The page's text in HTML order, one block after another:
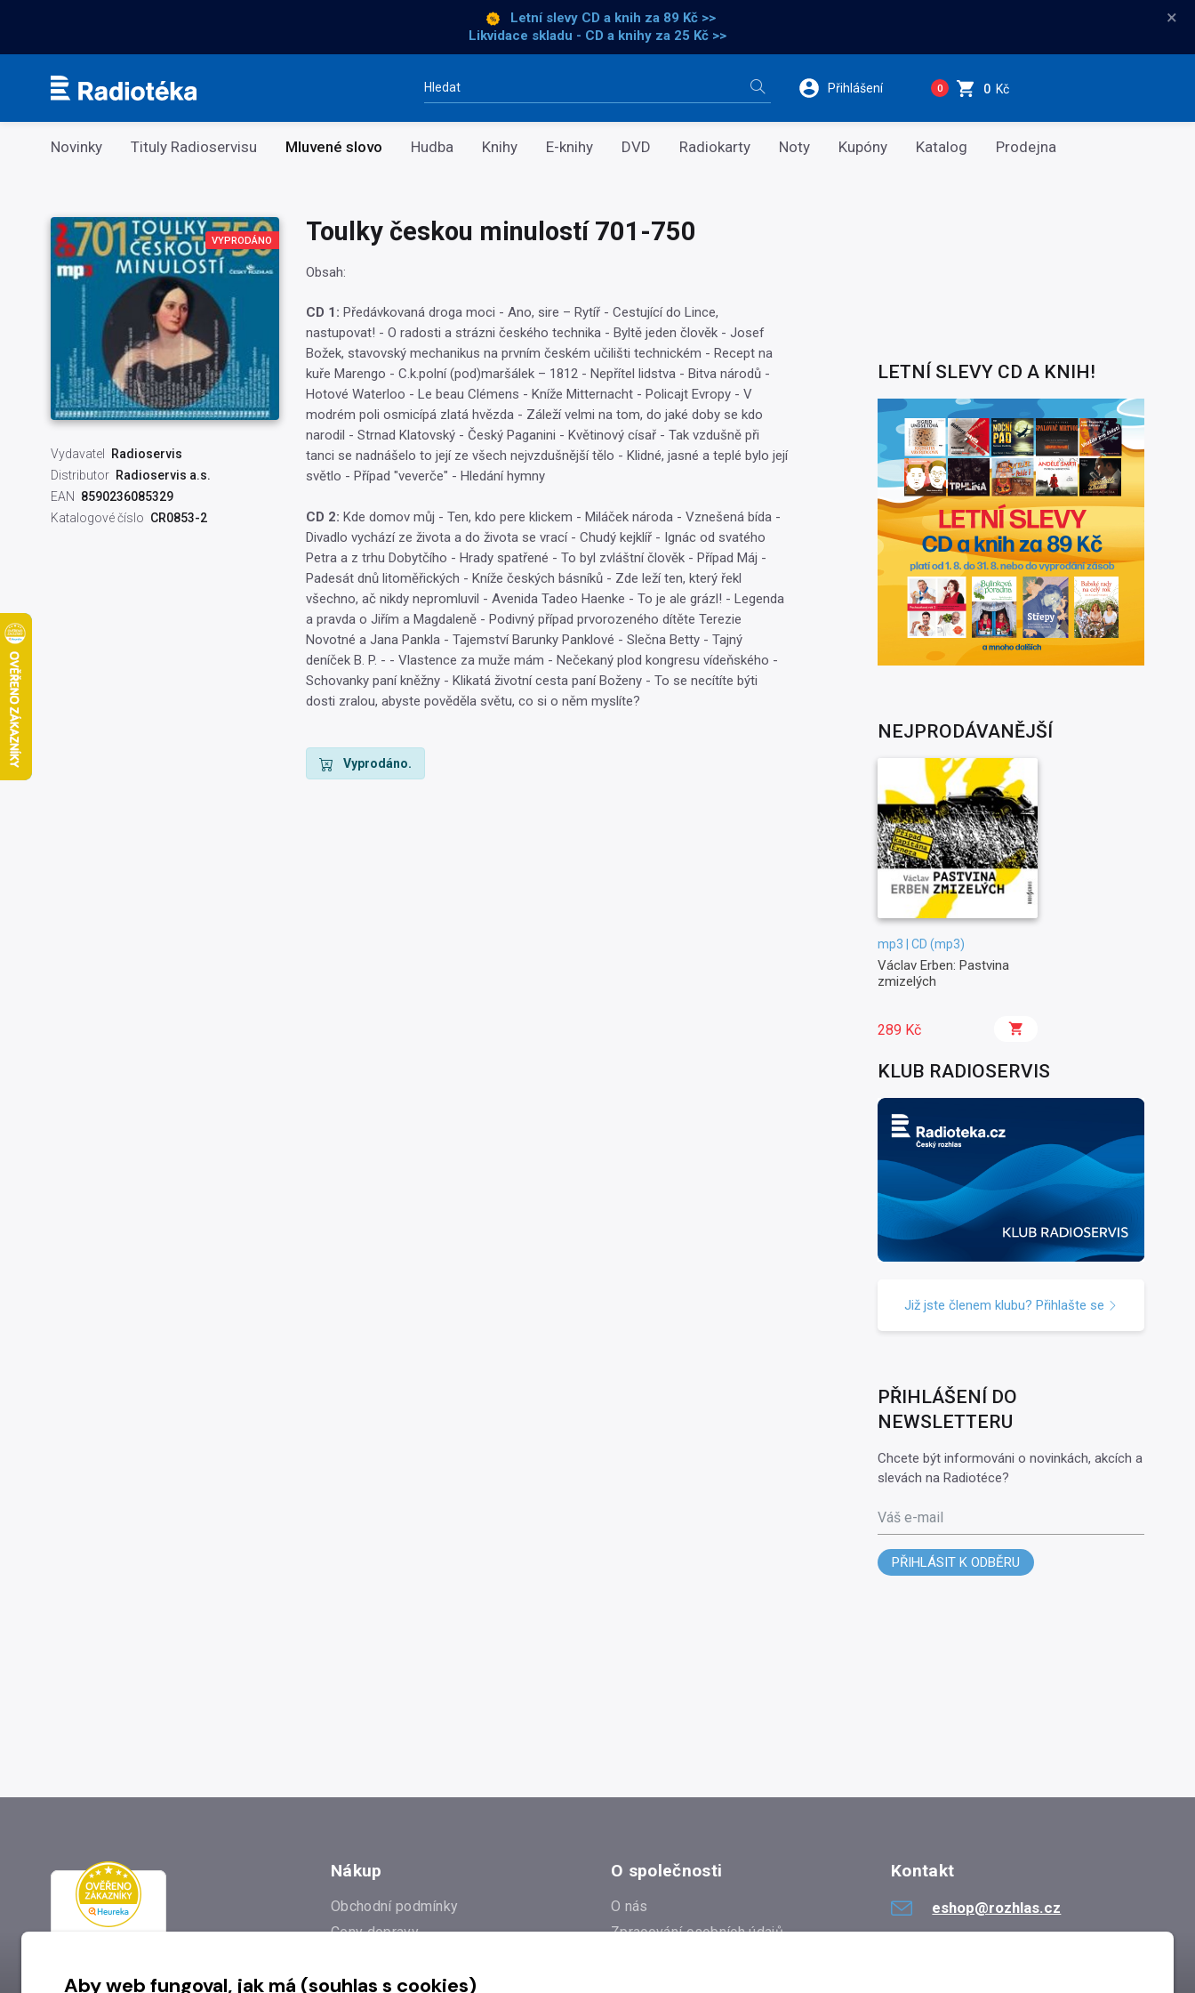
Letní slevy CD a knih za 89 Kč >>
Likvidace skladu - CD a knihy za 25 Kč >>
×
Vyhledávání Přihlášení 0 0 Kč
Kategorie
Novinky Tituly Radioservisu Mluvené slovo Hudba Knihy E-knihy DVD Radiokarty Noty Kupóny Katalog Prodejna
VYPRODÁNO
Vydavatel Radioservis
Distributor Radioservis a.s.
EAN
8590236085329
Katalogové číslo CR0853-2
Toulky českou minulostí 701-750
Obsah:
CD 1: Předávkovaná droga moci - Ano, sire – Rytíř - Cestující do Lince,
nastupovat! - O radosti a strázni českého technika - Byltě jeden člověk - Josef
Božek, stavovský mechanikus na prvním českém učilišti technickém - Recept na
kuře Marengo - C.k.polní (pod)maršálek – 1812 - Nepřítel lidstva - Bitva národů -
Hotové Waterloo - Le beau Clémens - Kníže Mitternacht - Policajt Evropy - V
modrém poli osmicípá zlatá hvězda - Záleží velmi na tom, do jaké doby se kdo
narodil - Strnad Klatovský - Český Paganini - Květinový císař - Tak vzdušně při
tanci se nadnášelo to její ze všech nejvzdušnější tělo - Klidné, jasné a teplé bylo její
světlo - Případ "veverče" - Hledání hymny
CD 2: Kde domov můj - Ten, kdo pere klickem - Miláček národa - Vznešená bída -
Divadlo vychází ze života a do života se vrací - Chudý kejklíř - Ignác od svatého
Petra a z trhu Dobytčího - Hrady spatřené - To byl zvláštní člověk - Případ Máj -
Padesát dnů litoměřických - Kníže českých básníků - Zde leží ten, který řekl
všechno, ač nikdy nepromluvil - Avenida Tadeo Haenke - To je ale grázl! - Legenda
a pravda o Jiřím a Magdaleně - Podivný případ prvorozeného dítěte Terezie
Novotné a Jana Pankla - Tajemství Barunky Panklové - Slečna Betty - Tajný
deníček B. P. - - Vlastence za muže mám - Nečekaný plod kongresu vídeňského -
Schovanky paní kněžny - Klikatá životní cesta paní Boženy - To se necítíte býti
dosti zralou, abyste pověděla světu, co si o něm myslíte?
Vyprodáno.
LETNÍ SLEVY CD A KNIH!
NEJPRODÁVANĚJŠÍ
mp3 | CD (mp3)
Václav Erben: Pastvina
zmizelých
289 Kč
KLUB RADIOSERVIS
Již jste členem klubu? Přihlašte se
PŘIHLÁŠENÍ DO
NEWSLETTERU
Chcete být informováni o novinkách, akcích a
slevách na Radiotéce?
Váš e-mail
PŘIHLÁSIT K ODBĚRU
Nákup
Obchodní podmínky
Ceny dopravy
Prodejna
O společnosti
O nás
Zpracování osobních údajů
Kontakt
eshop@rozhlas.cz
Aby web fungoval, jak má (souhlas s cookies)